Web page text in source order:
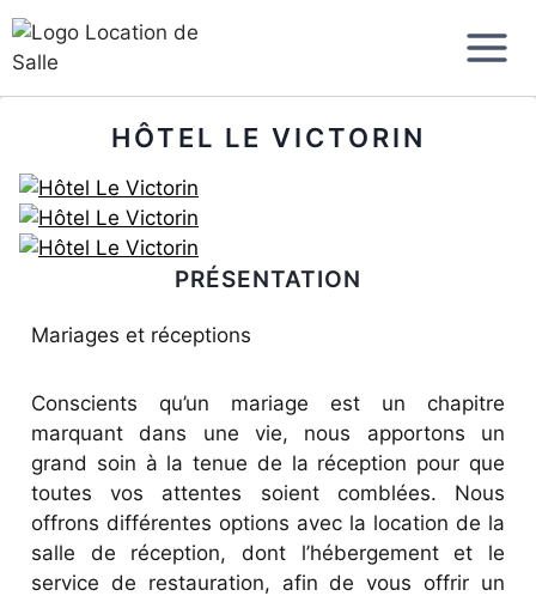
Aller
au
contenu
HÔTEL LE VICTORIN
PRÉSENTATION
Mariages et réceptions
Conscients qu’un mariage est un chapitre
marquant dans une vie, nous apportons un
grand soin à la tenue de la réception pour que
toutes vos attentes soient comblées. Nous
offrons différentes options avec la location de la
salle de réception, dont l’hébergement et le
service de restauration, afin de vous offrir un